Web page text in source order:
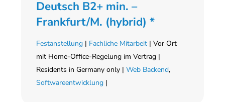
Deutsch B2+ min. –
Frankfurt/M. (hybrid) *
Festanstellung | Fachliche Mitarbeit | Vor Ort
mit Home-Office-Regelung im Vertrag |
Residents in Germany only |Web Backend,
Softwareentwicklung |